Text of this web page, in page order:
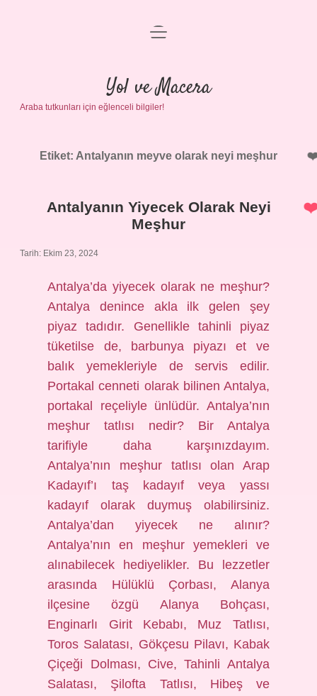
Anasayfa
Gizlilik Politikası
Yasal Uyarı
menüyü
Yol ve Macera
Araba tutkunları için eğlenceli bilgiler!
Etiket: Antalyanın meyve olarak neyi meşhur
Antalyanın Yiyecek Olarak Neyi
Meşhur
Tarih: Ekim 23, 2024
Antalya’da yiyecek olarak ne meşhur?
Antalya denince akla ilk gelen şey
piyaz tadıdır. Genellikle tahinli piyaz
tüketilse de, barbunya piyazı et ve
balık yemekleriyle de servis edilir.
Portakal cenneti olarak bilinen Antalya,
portakal reçeliyle ünlüdür. Antalya’nın
meşhur tatlısı nedir? Bir Antalya
tarifiyle daha karşınızdayım.
Antalya’nın meşhur tatlısı olan Arap
Kadayıf’ı taş kadayıf veya yassı
kadayıf olarak duymuş olabilirsiniz.
Antalya’dan yiyecek ne alınır?
Antalya’nın en meşhur yemekleri ve
alınabilecek hediyelikler. Bu lezzetler
arasında Hülüklü Çorbası, Alanya
ilçesine özgü Alanya Bohçası,
Enginarlı Girit Kebabı, Muz Tatlısı,
Toros Salatası, Gökçesu Pilavı, Kabak
Çiçeği Dolması, Cive, Tahinli Antalya
Salatası, Şilofta Tatlısı, Hibeş ve